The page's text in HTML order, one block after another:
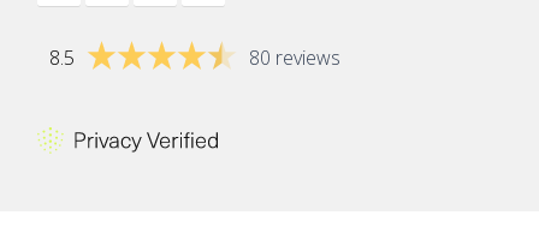
8.5 80 reviews